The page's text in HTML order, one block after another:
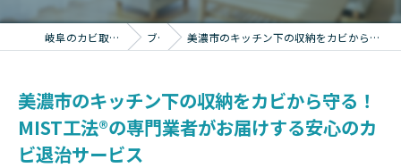
岐阜のカビ取りならカビバスターズ岐阜 ブログ 美濃市のキッチン下の収納をカビから守る！MIST工法®の専門業者がお届けする安心のカビ退治サービス
美濃市のキッチン下の収納をカビから守る！
MIST工法®の専門業者がお届けする安心のカ
ビ退治サービス